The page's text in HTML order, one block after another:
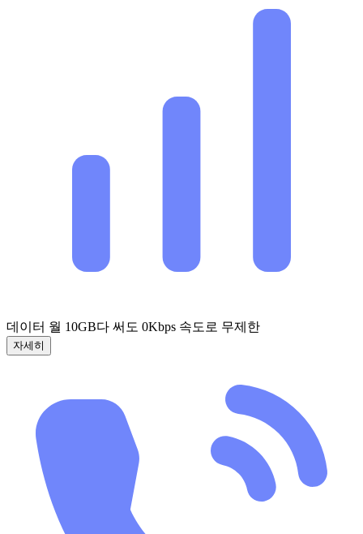
데이터 월 10GB다 써도 0Kbps 속도로 무제한
자세히